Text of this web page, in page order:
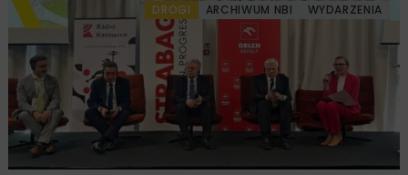
DROGI ARCHIWUM NBI WYDARZENIA